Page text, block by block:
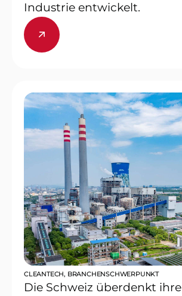
Industrie entwickelt.
CLEANTECH, BRANCHENSCHWERPUNKT
Die Schweiz überdenkt ihre